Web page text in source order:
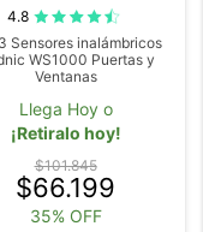
4.8
Sensores inalámbricos
WS1000 Puertas y
Ventanas
Llega Hoy o
¡Retiralo hoy!
$101.845
$66.199
35% OFF